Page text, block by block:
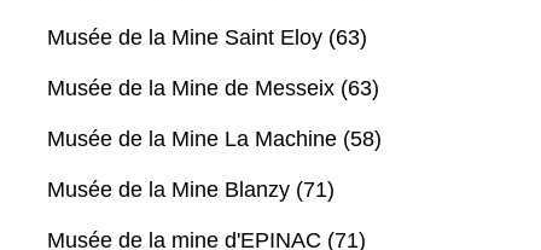
Musée de la Mine Saint Eloy (63)
Musée de la Mine de Messeix (63)
Musée de la Mine La Machine (58)
Musée de la Mine Blanzy (71)
Musée de la mine d'EPINAC (71)